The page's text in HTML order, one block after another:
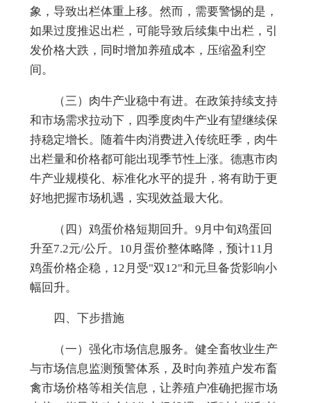
象，导致出栏体重上移。然而，需要警惕的是，
如果过度推迟出栏，可能导致后续集中出栏，引
发价格大跌，同时增加养殖成本，压缩盈利空
间。
（三） 肉牛产业稳中有进。 在政策持续支持
和市场需求拉动下，四季度肉牛产业有望继续保
持稳定增长。随着牛肉消费进入传统旺季，肉牛
出栏量和价格都可能出现季节性上涨。德惠市肉
牛产业规模化、标准化水平的提升，将有助于更
好地把握市场机遇，实现效益最大化。
（四）鸡蛋价格短期回升。9月中旬鸡蛋回
升至7.2元/公斤。10月蛋价整体略降，预计11月
鸡蛋价格企稳，12月受"双12"和元旦备货影响小
幅回升。
四、下步措施
（一） 强化市场信息服务。 健全畜牧业生产
与市场信息监测预警体系，及时向养殖户发布畜
禽市场价格等相关信息，让养殖户准确把握市场